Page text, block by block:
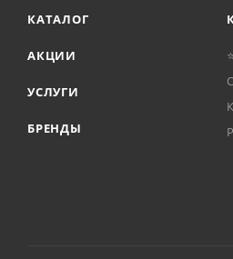
КАТАЛОГ
АКЦИИ
УСЛУГИ
БРЕНДЫ